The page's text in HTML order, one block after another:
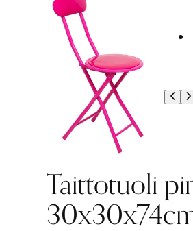
Taittotuoli